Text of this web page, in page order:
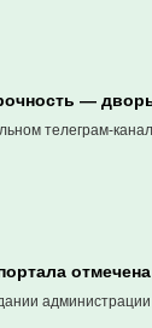
—
телеграм-